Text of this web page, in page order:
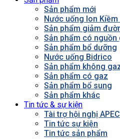
Sản phẩm mới
Nước uống Ion
Sản phẩm giảm
Sản phẩm có
Sản phẩm bổ dưỡng
Nước uống Bidrico
Sản phẩm không
Sản phẩm có gaz
Sản phẩm bổ sung
Sản phẩm khác
Tin tức & sự kiện
Tài trợ hội nghị APEC
Tin tức sự kiện
Tin tức sản phẩm